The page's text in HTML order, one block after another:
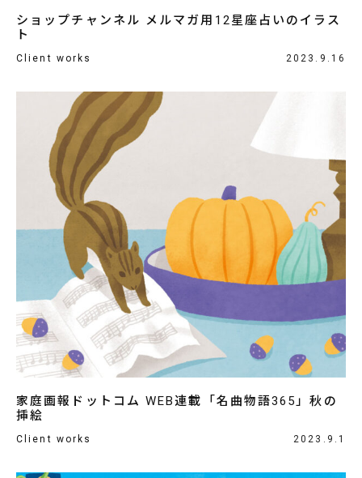
ショップチャンネル メルマガ用12星座占いのイラス
ト
Client works 2023.9.16
家庭画報ドットコム WEB連載「名曲物語365」秋の
挿絵
Client works 2023.9.1